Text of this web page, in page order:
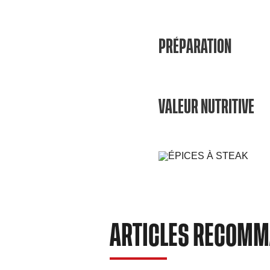
PRÉPARATION
VALEUR NUTRITIVE
ARTICLES